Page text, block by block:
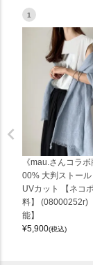
1
《mau.さんコラ
00% 大判ストー
UVカット 【ネコ
料】 (08000252r)
能】
¥5,900(税込)